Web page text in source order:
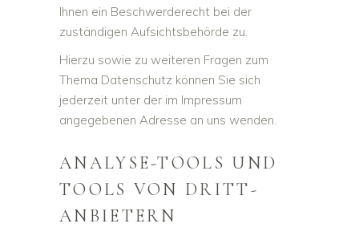
Ihnen ein Beschwerderecht bei der
zuständigen Aufsichtsbehörde zu.
Hierzu sowie zu weiteren Fragen zum
Thema Datenschutz können Sie sich
jederzeit unter der im Impressum
angegebenen Adresse an uns wenden.
ANALYSE-TOOLS UND
TOOLS VON DRITT­
ANBIETERN